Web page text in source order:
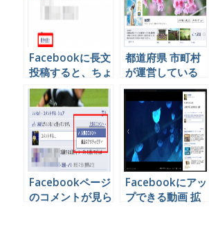
Facebookに長文
投稿すると、ちょ
っと損する３つの
理由。
都道府県 市町村
が運営している
Facebookページ
一覧
Facebookページ
のコメントが見ら
Facebookにアッ
プできる動画 拡